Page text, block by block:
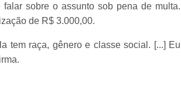
sobre o assunto sob pena de multa.
de R$ 3.000,00.
tem raça, gênero e classe social. [...] Eu